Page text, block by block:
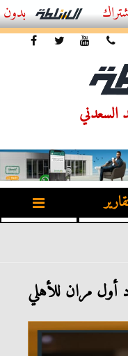
أفضل اشتراك IPTV بدون تقطيع 2026 – دليل المشاهد العصري
السعدني
أول مران للأهلي